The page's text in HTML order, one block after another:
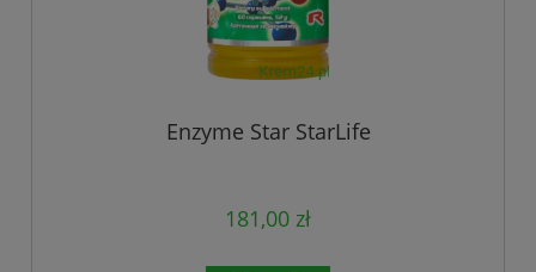
Enzyme Star StarLife
181,00 zł